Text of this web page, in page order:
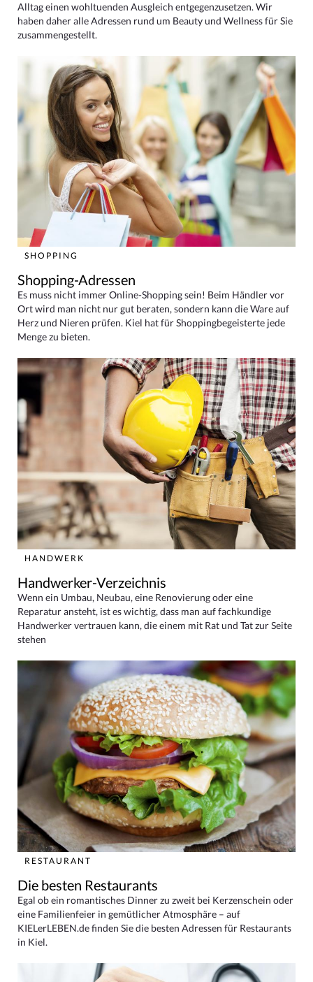
Alltag einen wohltuenden Ausgleich entgegenzusetzen. Wir
haben daher alle Adressen rund um Beauty und Wellness für Sie
zusammengestellt.
SHOPPING
Shopping-Adressen
Es muss nicht immer Online-Shopping sein! Beim Händler vor
Ort wird man nicht nur gut beraten, sondern kann die Ware auf
Herz und Nieren prüfen. Kiel hat für Shoppingbegeisterte jede
Menge zu bieten.
HANDWERK
Handwerker-Verzeichnis
Wenn ein Umbau, Neubau, eine Renovierung oder eine
Reparatur ansteht, ist es wichtig, dass man auf fachkundige
Handwerker vertrauen kann, die einem mit Rat und Tat zur Seite
stehen
RESTAURANT
Die besten Restaurants
Egal ob ein romantisches Dinner zu zweit bei Kerzenschein oder
eine Familienfeier in gemütlicher Atmosphäre – auf
KIELerLEBEN.de finden Sie die besten Adressen für Restaurants
in Kiel.